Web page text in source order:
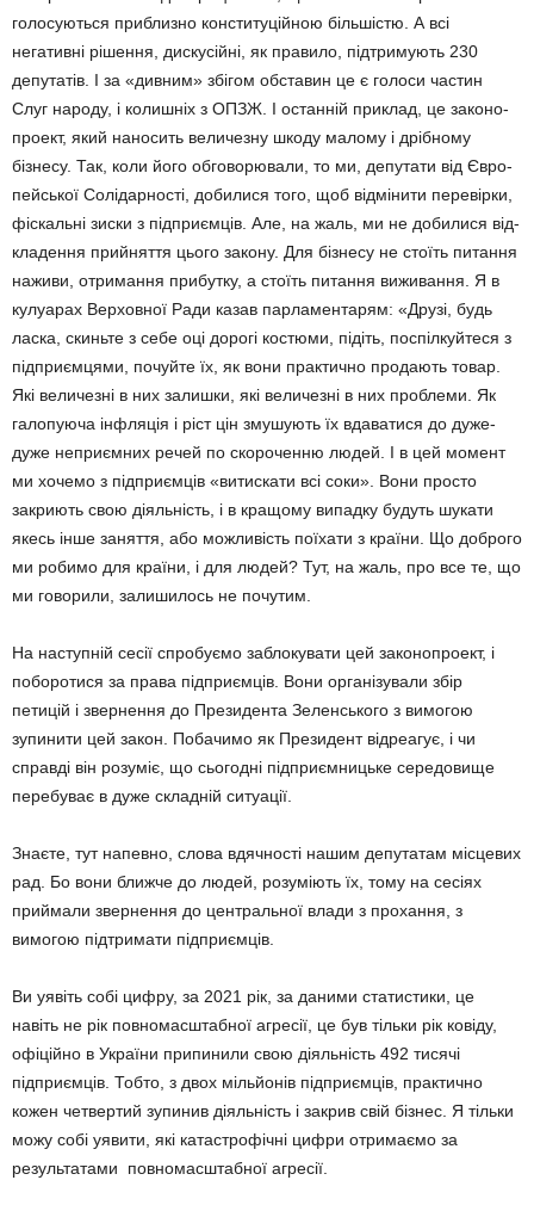
голосуються приблизно конституційною більшістю. А всі
негативні рішення, дискусійні, як правило, підтримують 230
депутатів. І за «дивним» збігом обставин це є голоси частин
Слуг на­роду, і колишніх з ОПЗЖ. І останній приклад, це законо­
проект, який наносить величезну шкоду ма­лому і дрібному
бізнесу. Так, коли його обговорювали, то ми, депутати від Єв­ро­
пей­ської Солідарності, добилися того, щоб відмінити перевірки,
фіскальні зиски з під­при­ємців. Але, на жаль, ми не добилися від­
кладення прийняття цього закону. Для бізнесу не стоїть питання
наживи, отриман­ня прибутку, а стоїть питання виживання. Я в
кулуарах Верховної Ради казав парламен­тарям: «Друзі, будь
ласка, скиньте з себе оці дорогі костюми, підіть, поспілкуйтеся з
підприємцями, почуйте їх, як вони практично продають товар.
Які величезні в них залиш­ки, які величезні в них проблеми. Як
галопу­юча інфляція і ріст цін змушують їх вдавати­ся до дуже-
дуже неприємних речей по скороченню людей. І в цей момент
ми хочемо з підприємців «витискати всі соки». Вони просто
закриють свою діяльність, і в кращо­му випадку будуть шукати
якесь інше занят­тя, або можливість поїхати з країни. Що доб­рого
ми робимо для країни, і для людей? Тут, на жаль, про все те, що
ми говорили, за­лишилось не почутим.
На наступній сесії спробуємо заблокувати цей законопроект, і
поборотися за права підприємців. Вони організували збір
петицій і звернення до Президента Зеленського з вимогою
зупинити цей закон. Побачимо як Президент відреагує, і чи
справді він розуміє, що сьогодні підприємницьке середовище
перебуває в дуже складній ситуації.
Знаєте, тут напевно, слова вдячності на­шим депутатам місцевих
рад. Бо вони ближ­че до людей, розуміють їх, тому на сесіях
приймали звернення до центральної влади з прохання, з
вимогою підтримати підприємців.
Ви уявіть собі цифру, за 2021 рік, за дани­ми статистики, це
навіть не рік повномас­штабної агресії, це був тільки рік ковіду,
офі­ційно в України припинили свою діяльність 492 тисячі
підприємців. Тобто, з двох мільйо­нів підприємців, практично
кожен четвертий зупинив діяльність і закрив свій бізнес. Я тільки
можу собі уявити, які катастрофічні цифри отримаємо за
результатами повно­масштабної агресії.